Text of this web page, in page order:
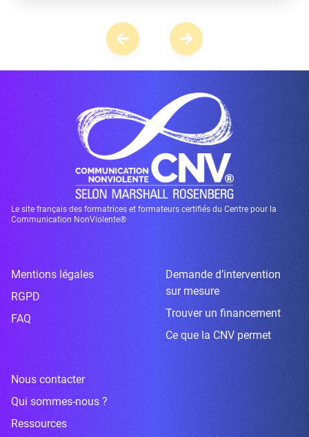
Le site français des formatrices et formateurs certifiés du Centre pour la
Communication NonViolente®
Mentions légales
RGPD
FAQ
Demande d’intervention
sur mesure
Trouver un financement
Ce que la CNV permet
Nous contacter
Qui sommes-nous ?
Ressources